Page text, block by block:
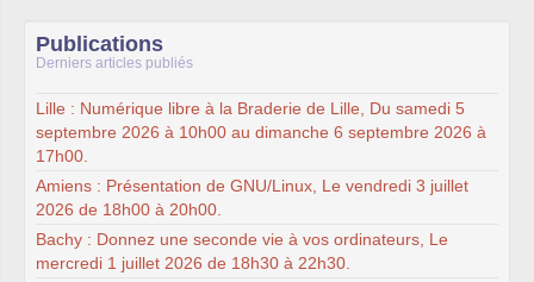
Publications
Derniers articles publiés
Lille : Numérique libre à la Braderie de Lille, Du samedi 5
septembre 2026 à 10h00 au dimanche 6 septembre 2026 à
17h00.
Amiens : Présentation de GNU/Linux, Le vendredi 3 juillet
2026 de 18h00 à 20h00.
Bachy : Donnez une seconde vie à vos ordinateurs, Le
mercredi 1 juillet 2026 de 18h30 à 22h30.